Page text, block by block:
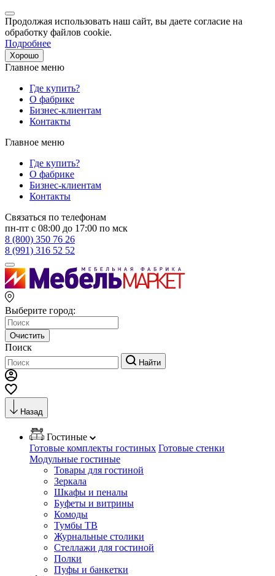
Продолжая использовать наш сайт, вы даете согласие на
обработку файлов cookie.
Подробнее
Хорошо
Главное меню
Где купить?
О фабрике
Бизнес-клиентам
Контакты
Главное меню
Где купить?
О фабрике
Бизнес-клиентам
Контакты
Связаться по телефонам
пн-пт с 08:00 до 17:00 по мск
8 (800) 350 76 26
8 (991) 316 52 52
Выберите город:
Очистить
Поиск
Найти
Назад
Гостиные
Готовые комплекты гостиных Готовые стенки
Модульные гостиные
Товары для гостиной
Зеркала
Шкафы и пеналы
Буфеты и витрины
Комоды
Тумбы ТВ
Журнальные столики
Стеллажи для гостиной
Полки
Пуфы и банкетки